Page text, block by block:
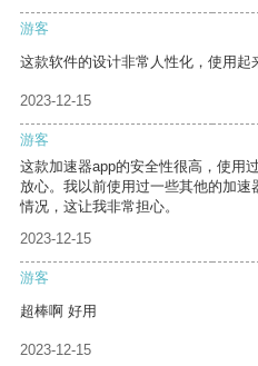
游客
这款软件的设计非常人性化，使用起
2023-12-15
游客
这款加速器app的安全性很高，使用
放心。我以前使用过一些其他的加
情况，这让我非常担心。
2023-12-15
游客
超棒啊 好用
2023-12-15